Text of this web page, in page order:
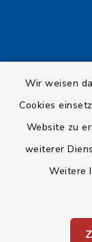
Wir weisen
Cookies
Website zu
weiterer
Weitere